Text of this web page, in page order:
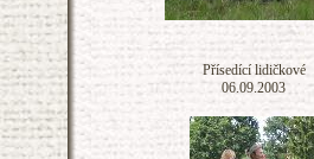
Přísedící lidičkové
06.09.2003